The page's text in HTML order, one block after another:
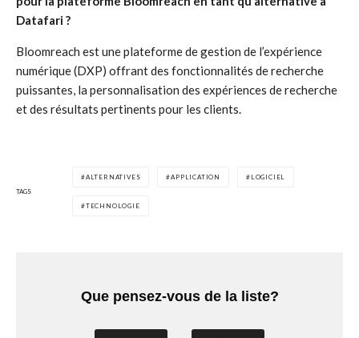
Datafari ?
Bloomreach est une plateforme de gestion de l’expérience
numérique (DXP) offrant des fonctionnalités de recherche
puissantes, la personnalisation des expériences de recherche
et des résultats pertinents pour les clients.
TAGS
ALTERNATIVES APPLICATION LOGICIEL
TECHNOLOGIE
Que pensez-vous de la liste?